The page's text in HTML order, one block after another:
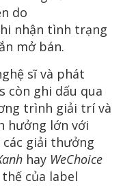
do
nhận tình trạng
mở bán.
sĩ và phát
còn ghi dấu qua
trình giải trí và
hưởng lớn với
giải thưởng
hay WeChoice
của label